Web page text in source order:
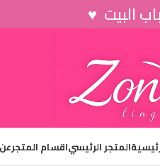
المتجر الرئيسياقسام المتجر